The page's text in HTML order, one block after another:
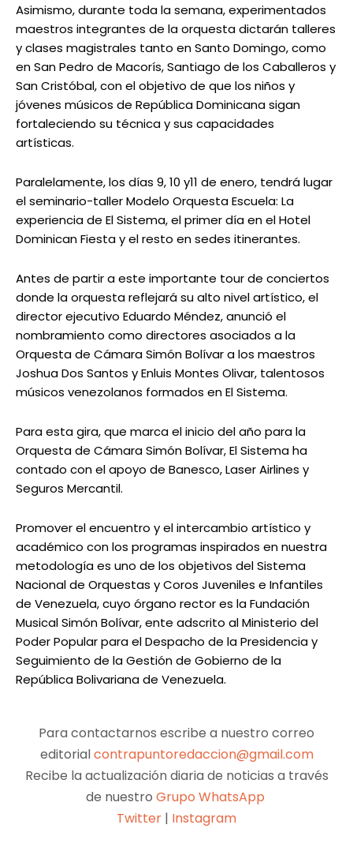
Asimismo, durante toda la semana, experimentados
maestros integrantes de la orquesta dictarán talleres
y clases magistrales tanto en Santo Domingo, como
en San Pedro de Macorís, Santiago de los Caballeros y
San Cristóbal, con el objetivo de que los niños y
jóvenes músicos de República Dominicana sigan
fortaleciendo su técnica y sus capacidades
artísticas.
Paralelamente, los días 9, 10 y11 de enero, tendrá lugar
el seminario-taller Modelo Orquesta Escuela: La
experiencia de El Sistema, el primer día en el Hotel
Dominican Fiesta y el resto en sedes itinerantes.
Antes de partir a este importante tour de conciertos
donde la orquesta reflejará su alto nivel artístico, el
director ejecutivo Eduardo Méndez, anunció el
nombramiento como directores asociados a la
Orquesta de Cámara Simón Bolívar a los maestros
Joshua Dos Santos y Enluis Montes Olivar, talentosos
músicos venezolanos formados en El Sistema.
Para esta gira, que marca el inicio del año para la
Orquesta de Cámara Simón Bolívar, El Sistema ha
contado con el apoyo de Banesco, Laser Airlines y
Seguros Mercantil.
Promover el encuentro y el intercambio artístico y
académico con los programas inspirados en nuestra
metodología es uno de los objetivos del Sistema
Nacional de Orquestas y Coros Juveniles e Infantiles
de Venezuela, cuyo órgano rector es la Fundación
Musical Simón Bolívar, ente adscrito al Ministerio del
Poder Popular para el Despacho de la Presidencia y
Seguimiento de la Gestión de Gobierno de la
República Bolivariana de Venezuela.
Para contactarnos escribe a nuestro correo
editorialcontrapuntoredaccion@gmail.com
Recibe la actualización diaria de noticias a través
de nuestro Grupo WhatsApp
Twitter | Instagram